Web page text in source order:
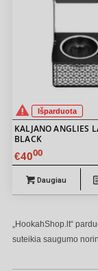
Išparduota
KALJANO ANGLIES
BLACK
€4000
Daugiau
„HookahShop.lt“
suteikia saugumo